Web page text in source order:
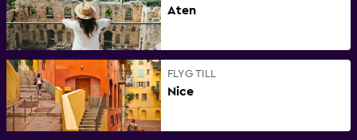
Aten
FLYG TILL
Nice